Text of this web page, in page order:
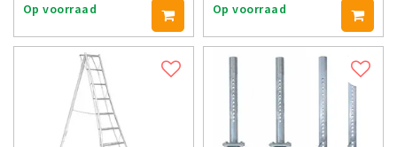
Op voorraad Op voorraad